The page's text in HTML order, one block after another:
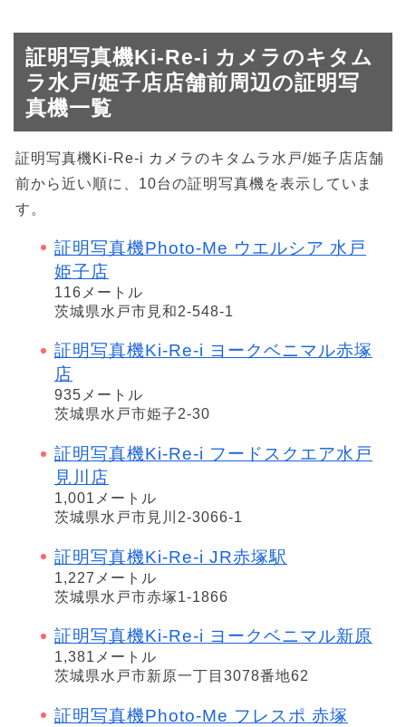
証明写真機Ki-Re-i カメラのキタム
ラ水戸/姫子店店舗前周辺の証明写
真機一覧
証明写真機Ki-Re-i カメラのキタムラ水戸/姫子店店舗
前から近い順に、10台の証明写真機を表示していま
す。
証明写真機Photo-Me ウエルシア 水戸
姫子店
116メートル
茨城県水戸市見和2-548-1
証明写真機Ki-Re-i ヨークベニマル赤塚
店
935メートル
茨城県水戸市姫子2-30
証明写真機Ki-Re-i フードスクエア水戸
見川店
1,001メートル
茨城県水戸市見川2-3066-1
証明写真機Ki-Re-i JR赤塚駅
1,227メートル
茨城県水戸市赤塚1-1866
証明写真機Ki-Re-i ヨークベニマル新原
1,381メートル
茨城県水戸市新原一丁目3078番地62
証明写真機Photo-Me フレスポ 赤塚